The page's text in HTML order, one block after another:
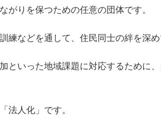
がりを保つための任意の団体です。
練などを通して、住民同士の絆を深め
といった地域課題に対応するために
法人化」です。